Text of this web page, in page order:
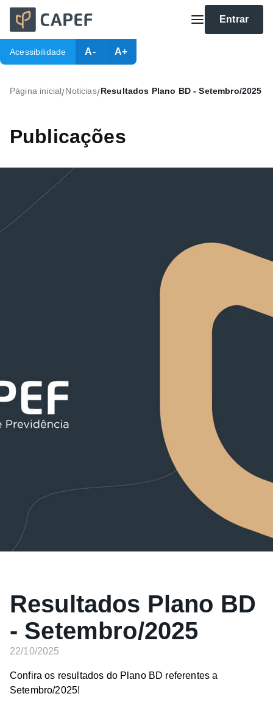
Entrar
Acessibilidade A- A+
Página inicial/Noticias/Resultados Plano BD - Setembro/2025
Publicações
Resultados Plano BD
- Setembro/2025
22/10/2025
Confira os resultados do Plano BD referentes a
Setembro/2025!